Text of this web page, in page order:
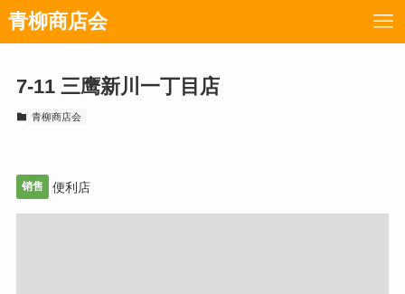
青柳商店会
7-11 三鹰新川一丁目店
青柳商店会
销售 便利店